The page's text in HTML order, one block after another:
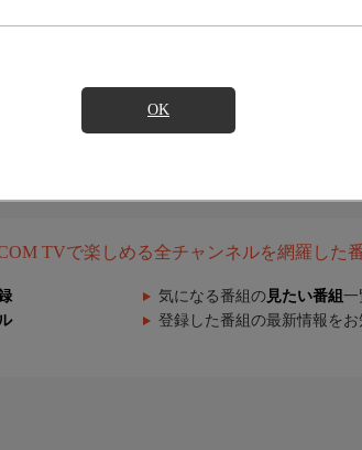
OK
TVで楽しめる全チャンネルを網羅した
気になる番組の 見たい番組 一
登録した番組の最新情報を